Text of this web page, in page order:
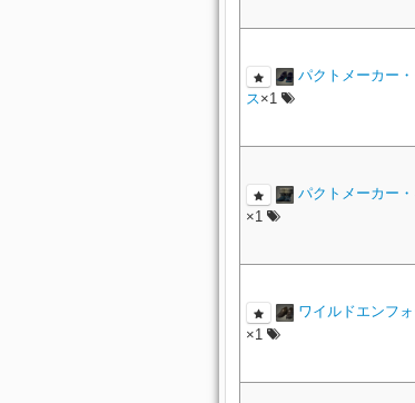
パクトメーカー
ス ×1
パクトメーカー
×1
ワイルドエンフ
×1